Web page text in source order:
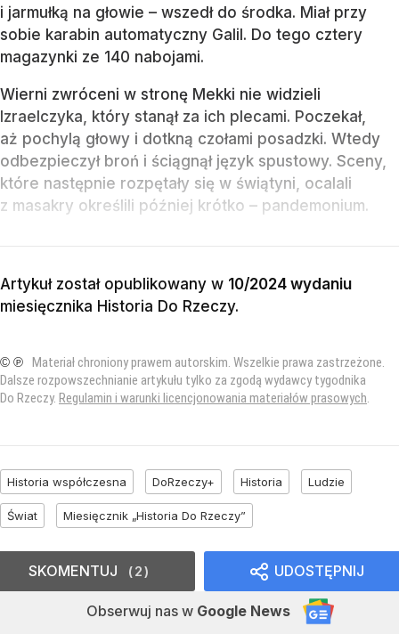
i jarmułką na głowie – wszedł do środka. Miał przy
sobie karabin automatyczny Galil. Do tego cztery
magazynki ze 140 nabojami.
Wierni zwróceni w stronę Mekki nie widzieli
Izraelczyka, który stanął za ich plecami. Poczekał,
aż pochylą głowy i dotkną czołami posadzki. Wtedy
odbezpieczył broń i ściągnął język spustowy. Sceny,
które następnie rozpętały się w świątyni, ocalali
z masakry określili później krótko – pandemonium.
Artykuł został opublikowany w 10/2024 wydaniu
miesięcznika Historia Do Rzeczy.
© ℗ Materiał chroniony prawem autorskim. Wszelkie prawa zastrzeżone.
Dalsze rozpowszechnianie artykułu tylko za zgodą wydawcy tygodnika
Do Rzeczy. Regulamin i warunki licencjonowania materiałów prasowych.
Historia współczesna DoRzeczy+ Historia Ludzie
Świat Miesięcznik „Historia Do Rzeczy”
UDOSTĘPNIJ
Obserwuj nas w Google News
SKOMENTUJ 2